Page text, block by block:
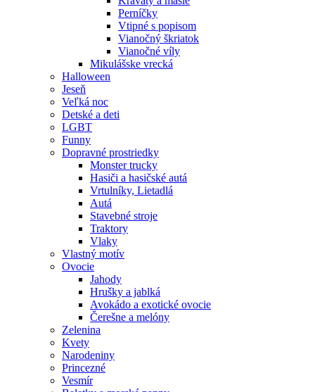
Perníčky
Vtipné s popisom
Vianočný škriatok
Vianočné víly
Mikulášske vrecká
Halloween
Jeseň
Veľká noc
Detské a deti
LGBT
Funny
Dopravné prostriedky
Monster trucky
Hasiči a hasičské autá
Vrtulníky, Lietadlá
Autá
Stavebné stroje
Traktory
Vlaky
Vlastný motív
Ovocie
Jahody
Hrušky a jablká
Avokádo a exotické ovocie
Čerešne a melóny
Zelenina
Kvety
Narodeniny
Princezné
Vesmír